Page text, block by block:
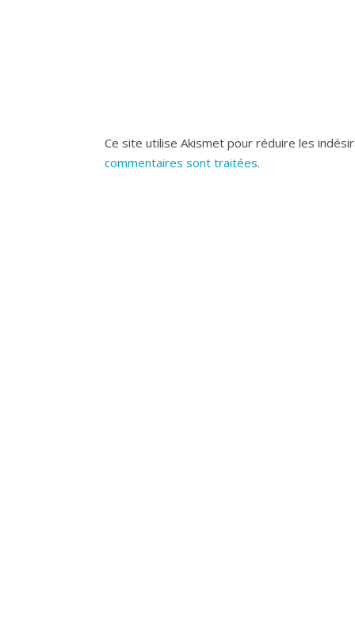
Ce site utilise Akismet pour réduire les
commentaires sont traitées.